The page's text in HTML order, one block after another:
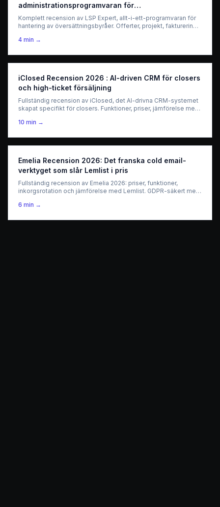
administrationsprogramvaran för
översättningsbyråer
Komplett recension av LSP Expert, allt-i-ett-programvaran för
hantering av översättningsbyråer. Offerter, projekt, fakturering,
4 min →
iClosed Recension 2026 : AI-driven CRM för closers
och high-ticket försäljning
Fullständig recension av iClosed, det AI-drivna CRM-systemet
skapat specifikt för closers. Funktioner, priser, jämförelse med
säljteam.
10 min →
Emelia Recension 2026: Det franska cold email-
verktyget som slår Lemlist i pris
Fullständig recension av Emelia 2026: priser, funktioner,
inkorgsrotation och jämförelse med Lemlist. GDPR-säkert med
6 min →